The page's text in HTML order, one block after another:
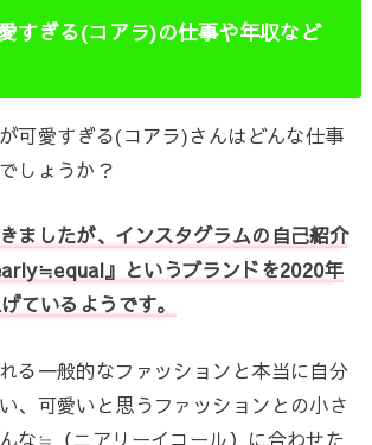
すぎる(コアラ)の仕事や年収など
可愛すぎる(コアラ)さんはどんな仕事
しょうか？
ましたが、インスタグラムの自己紹介
』というブランドを2020年
ているようです。
る一般的なファッションと本当に自分
、可愛いと思うファッションとの小さ
な≒（ニアリーイコール）に合わせた